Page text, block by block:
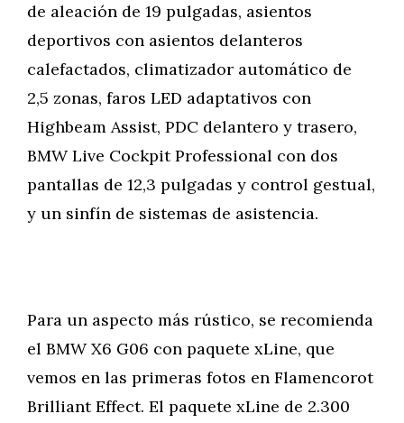
de aleación de 19 pulgadas, asientos
deportivos con asientos delanteros
calefactados, climatizador automático de
2,5 zonas, faros LED adaptativos con
Highbeam Assist, PDC delantero y trasero,
BMW Live Cockpit Professional con dos
pantallas de 12,3 pulgadas y control gestual,
y un sinfín de sistemas de asistencia.
Para un aspecto más rústico, se recomienda
el BMW X6 G06 con paquete xLine, que
vemos en las primeras fotos en Flamencorot
Brilliant Effect. El paquete xLine de 2.300